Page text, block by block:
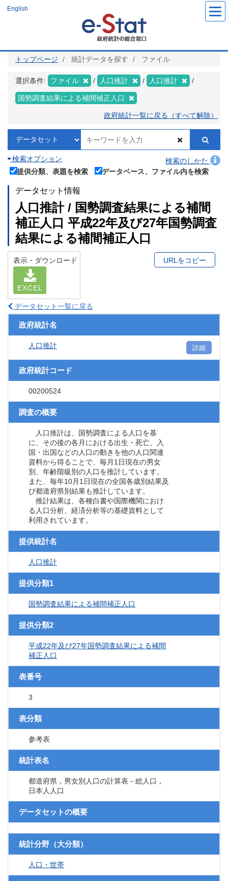
ツ
English
トップページ 統計データを探す ファイル
選択条件: ファイル 人口推計 人口推計
国勢調査結果による補間補正人口
政府統計一覧に戻る（すべて解除）
検索オプション
検索のしかた
提供分類、表題を検索
データベース、ファイル内を検索
データセット情報
人口推計 / 国勢調査結果による補間
補正人口 平成22年及び27年国勢調査
結果による補間補正人口
表示・ダウンロード
EXCEL
URLをコピー
データセット一覧に戻る
政府統計名
人口推計 詳細
政府統計コード
00200524
調査の概要
人口推計は、国勢調査による人口を基
に、その後の各月における出生・死亡、入
国・出国などの人口の動きを他の人口関連
資料から得ることで、毎月1日現在の男女
別、年齢階級別の人口を推計しています。
また、毎年10月1日現在の全国各歳別結果及
び都道府県別結果も推計しています。
推計結果は、各種白書や国際機関におけ
る人口分析、経済分析等の基礎資料として
利用されています。
提供統計名
人口推計
提供分類1
国勢調査結果による補間補正人口
提供分類2
平成22年及び27年国勢調査結果による補間
補正人口
表番号
3
表分類
参考表
統計表名
都道府県，男女別人口の計算表－総人口，
日本人人口
データセットの概要
統計分野（大分類）
人口・世帯